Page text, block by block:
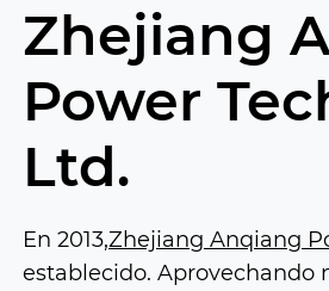
Zhejiang
Power
Ltd.
En 2013,Zhejiang Anqiang
establecido. Aprovechando